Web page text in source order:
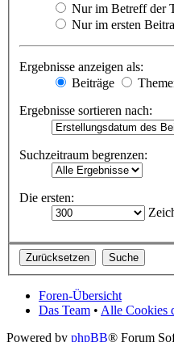
Nur im Betreff der
Nur im ersten
Ergebnisse anzeigen als:
Beiträge
Ergebnisse sortieren nach:
Suchzeitraum begrenzen:
Die ersten:
Foren-Übersicht
Das Team • Alle Cookies
Powered by phpBB® Forum